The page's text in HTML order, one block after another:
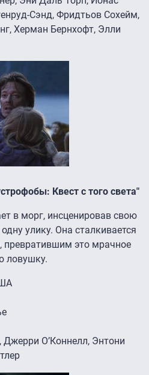
Сэнд, Фридтьов Сохейм,
Херман Бернхофт, Элли
Квест с того света"
в морг, инсценировав свою
улику. Она сталкивается
это мрачное
ловушку.
О’Коннелл, Энтони